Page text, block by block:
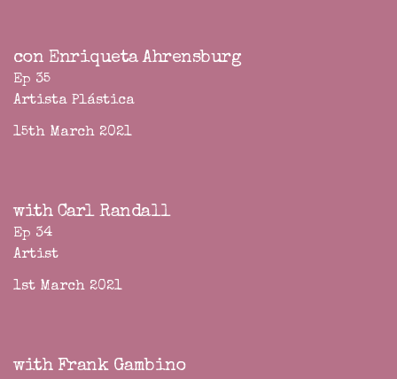
con Enriqueta Ahrensburg
Ep 35
Artista Plástica
15th March 2021
with Carl Randall
Ep 34
Artist
1st March 2021
with Frank Gambino